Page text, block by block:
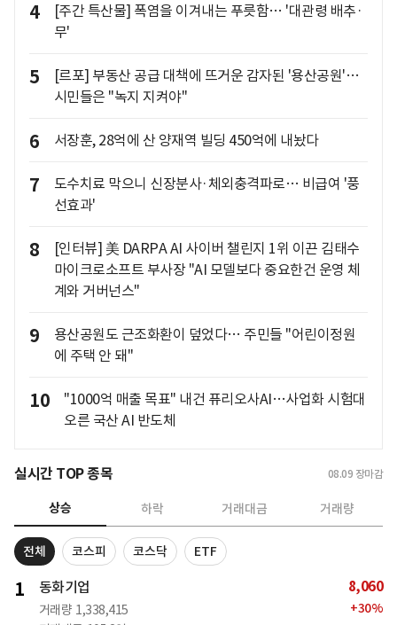
4
[주간 특산물] 폭염을 이겨내는 푸릇함… '대관령 배추·
무'
5
[르포] 부동산 공급 대책에 뜨거운 감자된 '용산공원'…
시민들은 "녹지 지켜야"
6 서장훈, 28억에 산 양재역 빌딩 450억에 내놨다
7
도수치료 막으니 신장분사·체외충격파로… 비급여 '풍
선효과'
8
[인터뷰] 美 DARPA AI 사이버 챌린지 1위 이끈 김태수
마이크로소프트 부사장 "AI 모델보다 중요한건 운영 체
계와 거버넌스"
9
용산공원도 근조화환이 덮었다… 주민들 "어린이정원
에 주택 안 돼"
10
"1000억 매출 목표" 내건 퓨리오사AI…사업화 시험대
오른 국산 AI 반도체
실시간 TOP 종목 08.09 장마감
상승 하락 거래대금 거래량
전체 코스피 코스닥 ETF
1 동화기업
거래량 1,338,415
8,060
+30%